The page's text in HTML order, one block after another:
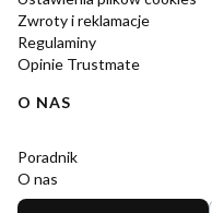
Zwroty i reklamacje
Regulaminy
Opinie Trustmate
O NAS
Poradnik
O nas
Kontakt i dane firmy